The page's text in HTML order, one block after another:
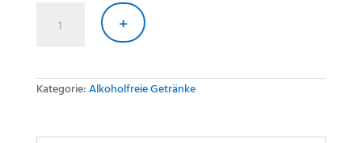
Pesca +
Kategorie:Alkoholfreie Getränke